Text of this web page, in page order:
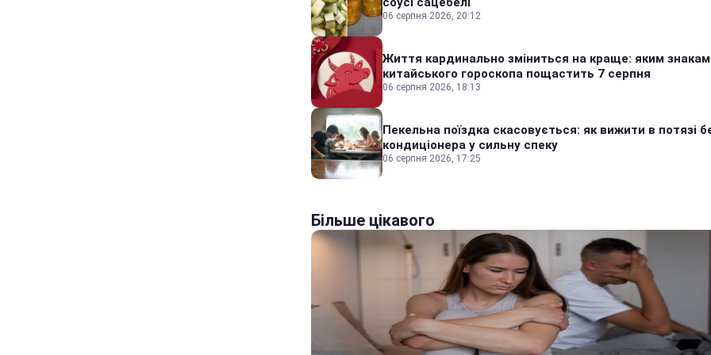
06 серпня 2026, 20:12
Життя кардинально зміниться на краще: яким знакам
китайського гороскопа пощастить 7 серпня
06 серпня 2026, 18:13
Пекельна поїздка скасовується: як вижити в потязі
кондиціонера у сильну спеку
06 серпня 2026, 17:25
Більше цікавого